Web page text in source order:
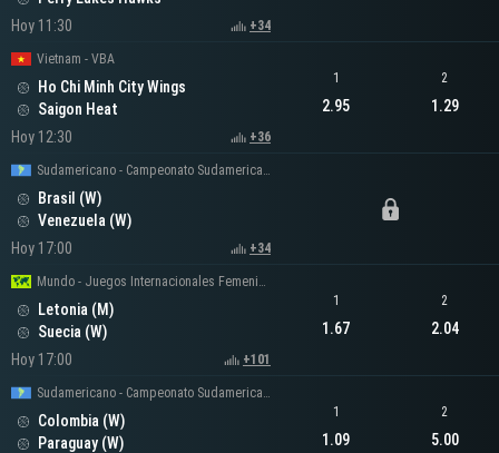
Hoy 11:30
+34
Vietnam - VBA
Ho Chi Minh City Wings
Saigon Heat
Hoy 12:30
+36
1
2.95
2
1.29
Sudamericano - Campeonato Sudamericano Femenino
Brasil (W)
Venezuela (W)
Hoy 17:00
+34
Mundo - Juegos Internacionales Femeninos
Letonia (M)
Suecia (W)
Hoy 17:00
+101
1
1.67
2
2.04
Sudamericano - Campeonato Sudamericano Femenino
Colombia (W)
Paraguay (W)
1
1.09
2
5.00